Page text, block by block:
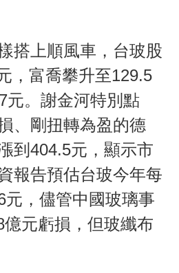
搭上順風車，台玻股
，富喬攀升至129.5
元。謝金河特別點
、剛扭轉為盈的德
到404.5元，顯示市
報告預估台玻今年每
元，儘管中國玻璃事
元虧損，但玻纖布